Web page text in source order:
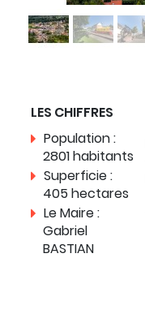
LES CHIFFRES
Population :
2801 habitants
Superficie :
405 hectares
Le Maire :
Gabriel
BASTIAN